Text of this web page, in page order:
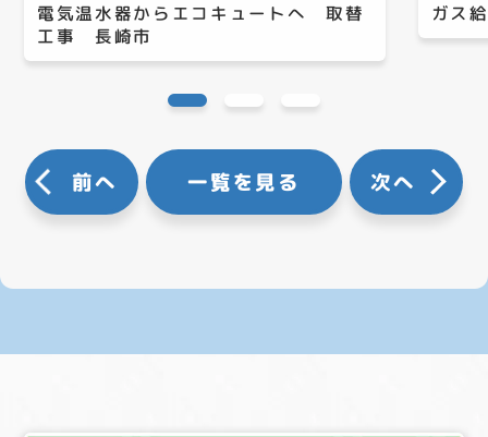
電気温水器からエコキュートへ 取替
工事 長崎市
ガス
前へ 一覧を見る 次へ